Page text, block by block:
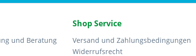
und Beratung
Shop Service
Versand und Zahlungsbedingungen
Widerrufsrecht